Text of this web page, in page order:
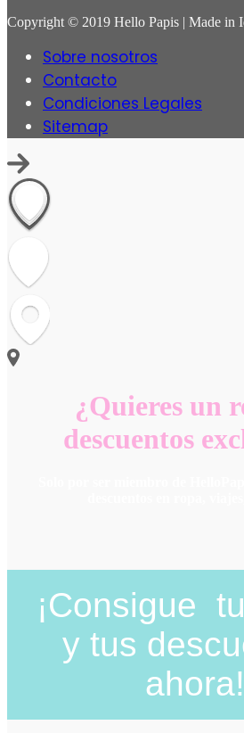
Copyright © 2019 Hello Papis | Made in
Sobre nosotros
Contacto
Condiciones Legales
Sitemap
¿Quieres un
descuentos
¡Consigue
y tus
ahora!